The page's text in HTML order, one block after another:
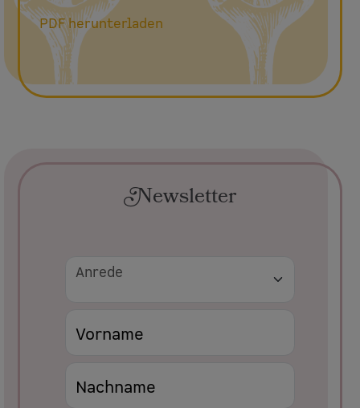
PDF herunterladen
Newsletter